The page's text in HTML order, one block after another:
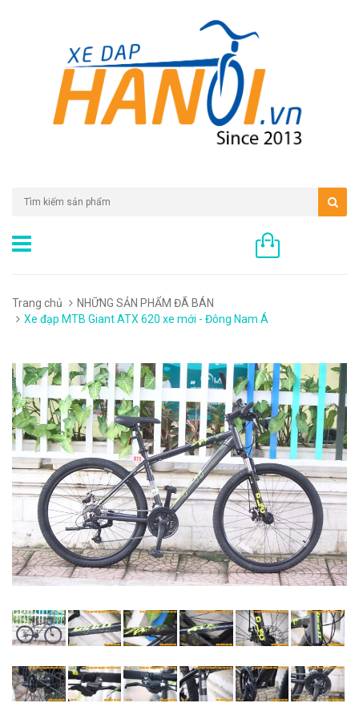
Trang chủ
NHỮNG SẢN PHẨM ĐÃ BÁN
Xe đạp MTB Giant ATX 620 xe mới - Đông Nam Á